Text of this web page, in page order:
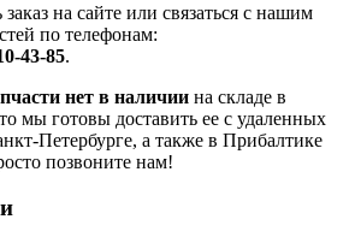
на сайте или связаться с нашим
по телефонам:
43-85.
нет в наличии на складе в
мы готовы доставить ее с удаленных
Петербурге, а также в Прибалтике
позвоните нам!